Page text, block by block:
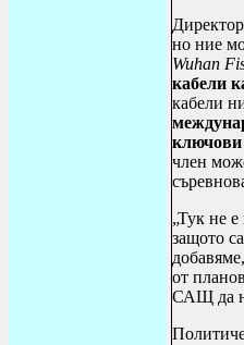
но ние
Wuhan
кабели
кабели
ключови
член
„Тук не
защото
от
САЩ да